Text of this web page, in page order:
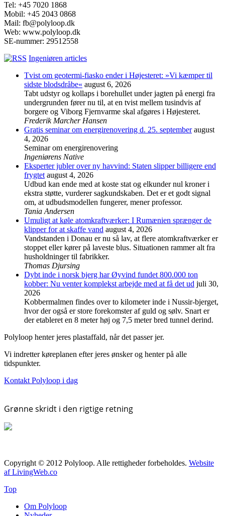
Tel: +45 7020 1868
Mobil: +45 2043 0868
Mail: fb@polyloop.dk
Web: www.polyloop.dk
SE-nummer: 29512558
Ingeniøren articles
Tvist om geotermi-fiasko ender i Højesteret: »Vi kæmper til
sidste blodsdråbe« august 6, 2026
Tabt udstyr og kollaps i borehullet under jagten på energi fra
undergrunden fører nu til, at en tvist mellem tusindvis af
borgere og Viborg Fjernvarme skal afgøres i Højesteret.
Frederik Marcher Hansen
Gratis seminar om energirenovering d. 25. september august
4, 2026
Seminar om energirenovering
Ingeniørens Native
Eksperter jubler over ny havvind: Staten slipper billigere end
frygtet august 4, 2026
Udbud kan ende med at koste stat og elkunder nul kroner i
ekstra støtte, vurderer sagkundskaben. Det er et godt signal
om, at udbudsmodellen fungerer, mener professor.
Tania Andersen
Umuligt at køle atomkraftværker: I Rumænien sprænger de
klipper for at skaffe vand august 4, 2026
Vandstanden i Donau er nu så lav, at flere atomkraftværker er
stoppet eller kører på laveste blus. Situationen rammer alt fra
husholdninger til fabrikker.
Thomas Djursing
Dybt inde i norsk bjerg har Øyvind fundet 800.000 ton
kobber: Nu venter komplekst arbejde med at få det ud juli 30,
2026
Kobbermalmen findes over to kilometer inde i Nussir-bjerget,
hvor der også er store forekomster af guld og sølv. Snart er
der etableret en 8 meter høj og 7,5 meter bred tunnel derind.
Polyloop henter jeres plastaffald, når det passer jer.
Vi indretter køreplanen efter jeres ønsker og henter på alle
tidspunkter.
Kontakt Polyloop i dag
Grønne skridt i den rigtige retning
Copyright © 2012 Polyloop. Alle rettigheder forbeholdes. Website
af LivingWeb.co
Top
Om Polyloop